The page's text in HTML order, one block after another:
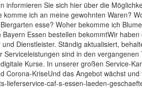
Sie sich hier über die
ich an meine gewohnten Waren?
esse? Woher bekomme ich
Essen bestellen bekommtWir
Dienstleister. Ständig aktualisiert,
sind in den
Kurse. In unserer großen Service-
KriseUnd das Angebot wächst
caf-s-essen-laeden-